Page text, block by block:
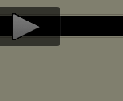
Play